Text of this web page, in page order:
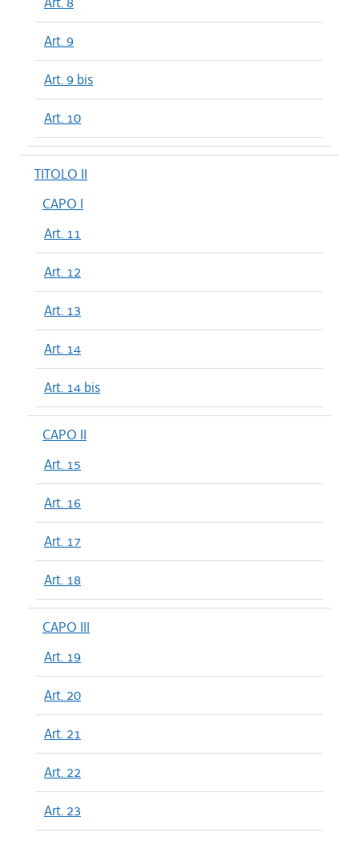
Art. 9
Art. 9 bis
Art. 10
TITOLO II
CAPO I
Art. 11
Art. 12
Art. 13
Art. 14
Art. 14 bis
CAPO II
Art. 15
Art. 16
Art. 17
Art. 18
CAPO III
Art. 19
Art. 20
Art. 21
Art. 22
Art. 23